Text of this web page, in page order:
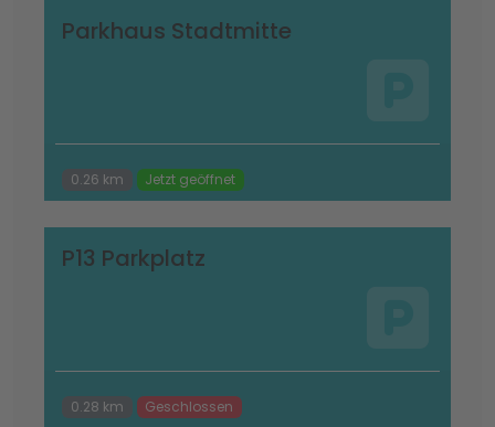
Parkhaus Stadtmitte
0.26 km Jetzt geöffnet
P13 Parkplatz
0.28 km Geschlossen